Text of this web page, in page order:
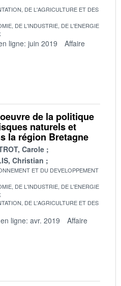
DE L'AGRICULTURE ET DES
DE L'INDUSTRIE, DE L'ENERGIE
ligne: juin 2019
Affaire
de la politique
naturels et
la région Bretagne
Carole
Christian
ET DU DEVELOPPEMENT
DE L'INDUSTRIE, DE L'ENERGIE
DE L'AGRICULTURE ET DES
ligne: avr. 2019
Affaire